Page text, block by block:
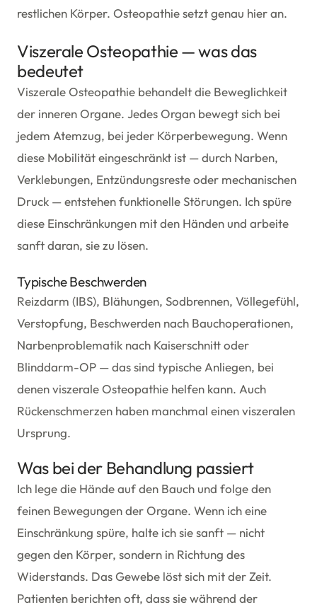
restlichen Körper. Osteopathie setzt genau hier an.
Viszerale Osteopathie — was das
bedeutet
Viszerale Osteopathie behandelt die Beweglichkeit
der inneren Organe. Jedes Organ bewegt sich bei
jedem Atemzug, bei jeder Körperbewegung. Wenn
diese Mobilität eingeschränkt ist — durch Narben,
Verklebungen, Entzündungsreste oder mechanischen
Druck — entstehen funktionelle Störungen. Ich spüre
diese Einschränkungen mit den Händen und arbeite
sanft daran, sie zu lösen.
Typische Beschwerden
Reizdarm (IBS), Blähungen, Sodbrennen, Völlegefühl,
Verstopfung, Beschwerden nach Bauchoperationen,
Narbenproblematik nach Kaiserschnitt oder
Blinddarm-OP — das sind typische Anliegen, bei
denen viszerale Osteopathie helfen kann. Auch
Rückenschmerzen haben manchmal einen viszeralen
Ursprung.
Was bei der Behandlung passiert
Ich lege die Hände auf den Bauch und folge den
feinen Bewegungen der Organe. Wenn ich eine
Einschränkung spüre, halte ich sie sanft — nicht
gegen den Körper, sondern in Richtung des
Widerstands. Das Gewebe löst sich mit der Zeit.
Patienten berichten oft, dass sie während der